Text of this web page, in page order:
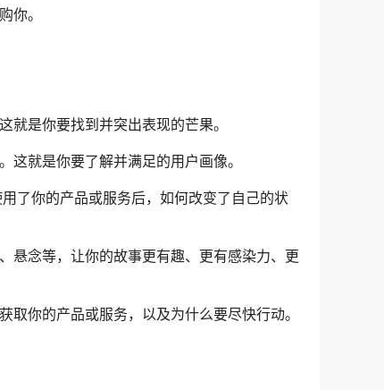
你。
就是你要找到并突出表现的芒果。
这就是你要了解并满足的用户画像。
了你的产品或服务后，如何改变了自己的状
悬念等，让你的故事更有趣、更有感染力、更
你的产品或服务，以及为什么要尽快行动。